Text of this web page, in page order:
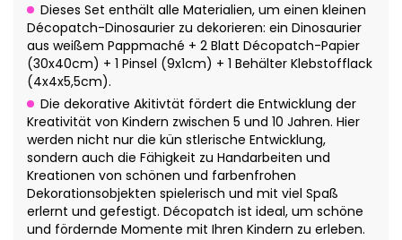
Dieses Set enthält alle Materialien, um einen kleinen
Décopatch-Dinosaurier zu dekorieren: ein Dinosaurier
aus weißem Pappmaché + 2 Blatt Décopatch-Papier
(30x40cm) + 1 Pinsel (9x1cm) + 1 Behälter Klebstofflack
(4x4x5,5cm).
Die dekorative Akitivtät fördert die Entwicklung der
Kreativität von Kindern zwischen 5 und 10 Jahren. Hier
werden nicht nur die kün stlerische Entwicklung,
sondern auch die Fähigkeit zu Handarbeiten und
Kreationen von schönen und farbenfrohen
Dekorationsobjekten spielerisch und mit viel Spaß
erlernt und gefestigt. Décopatch ist ideal, um schöne
und fördernde Momente mit Ihren Kindern zu erleben.